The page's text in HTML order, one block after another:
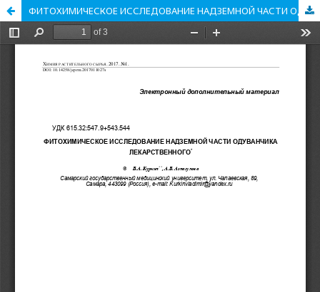
ФИТОХИМИЧЕСКОЕ ИССЛЕДОВАНИЕ НАДЗЕМНОЙ ЧАСТИ ОДУВАНЧИКА ЛЕКАРСТВЕННОГО